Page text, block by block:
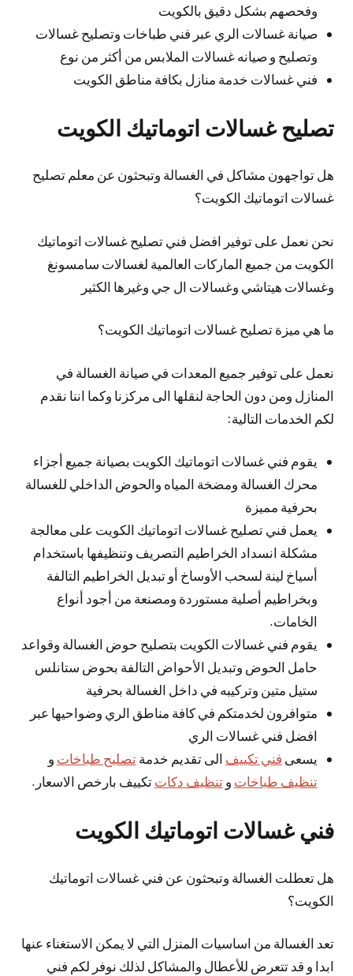
وفحصهم بشكل دقيق بالكويت
صيانة غسالات الري عبر فني طباخات وتصليح غسالات
وتصليح و صيانه غسالات الملابس من أكثر من نوع
فني غسالات خدمة منازل بكافة مناطق الكويت
تصليح غسالات اتوماتيك الكويت
هل تواجهون مشاكل في الغسالة وتبحثون عن معلم تصليح
غسالات اتوماتيك الكويت؟
نحن نعمل على توفير افضل فني تصليح غسالات اتوماتيك
الكويت من جميع الماركات العالمية لغسالات سامسونغ
وغسالات هيتاشي وغسالات ال جي وغيرها الكثير
ما هي ميزة تصليح غسالات اتوماتيك الكويت؟
نعمل على توفير جميع المعدات في صيانة الغسالة في
المنازل ومن دون الحاجة لنقلها الى مركزنا وكما اننا نقدم
لكم الخدمات التالية:
يقوم فني غسالات اتوماتيك الكويت بصيانة جميع أجزاء
محرك الغسالة ومضخة المياه والحوض الداخلي للغسالة
بحرفية مميزة
يعمل فني تصليح غسالات اتوماتيك الكويت على معالجة
مشكلة انسداد الخراطيم التصريف وتنظيفها باستخدام
أسياخ لينة لسحب الأوساخ أو تبديل الخراطيم التالفة
وبخراطيم أصلية مستوردة ومصنعة من أجود أنواع
الخامات.
يقوم فني غسالات الكويت بتصليح حوض الغسالة وقواعد
حامل الحوض وتبديل الأحواض التالفة بحوض ستانلس
ستيل متين وتركيبه في داخل الغسالة بحرفية
متوافرون لخدمتكم في كافة مناطق الري وضواحيها عبر
افضل فني غسالات الري
يسعى فني تكييف الى تقديم خدمةتصليح طباخات و
تنظيف طباخات وتنظيف دكات تكييف بارخص الاسعار.
فني غسالات اتوماتيك الكويت
هل تعطلت الغسالة وتبحثون عن فني غسالات اتوماتيك
الكويت؟
تعد الغسالة من اساسيات المنزل التي لا يمكن الاستغناء عنها
ابدا و قد تتعرض للأعطال والمشاكل لذلك نوفر لكم فني